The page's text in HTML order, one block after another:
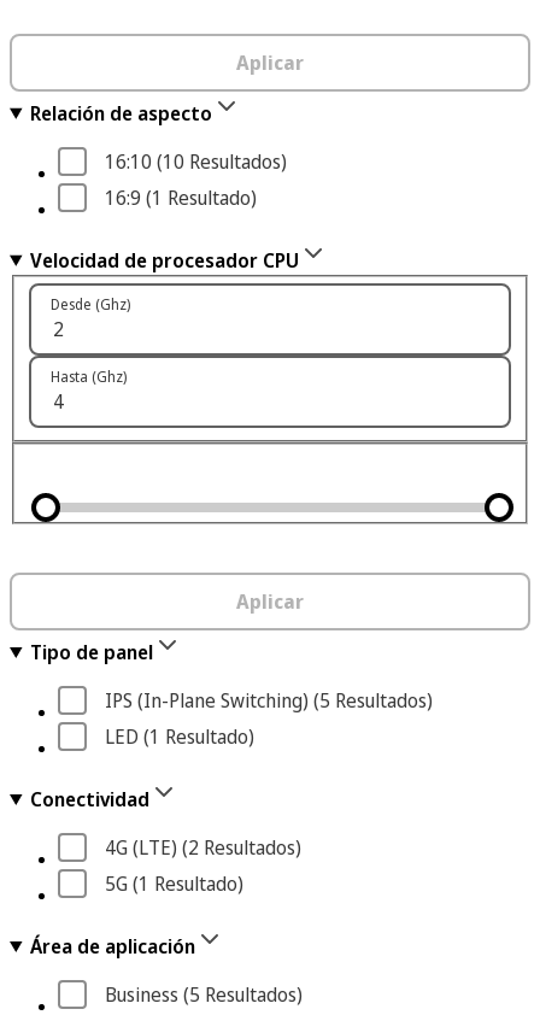
Aplicar
Relación de aspecto
16:10 (10 Resultados)
16:9 (1 Resultado)
Velocidad de procesador CPU
Desde (Ghz)
Hasta (Ghz)
Aplicar
Tipo de panel
IPS (In-Plane Switching) (5 Resultados)
LED (1 Resultado)
Conectividad
4G (LTE) (2 Resultados)
5G (1 Resultado)
Área de aplicación
Business (5 Resultados)